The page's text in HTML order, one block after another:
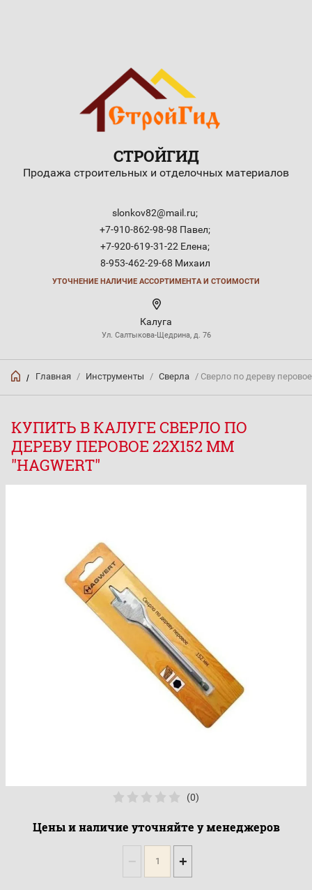
СТРОЙГИД
Продажа строительных и отделочных материалов
slonkov82@mail.ru;
+7-910-862-98-98 Павел;
+7-920-619-31-22 Елена;
8-953-462-29-68 Михаил
УТОЧНЕНИЕ НАЛИЧИЕ АССОРТИМЕНТА И СТОИМОСТИ
Калуга
Ул. Салтыкова-Щедрина, д. 76
/ Главная / Инструменты / Сверла / Сверло по дереву
КУПИТЬ В КАЛУГЕ СВЕРЛО ПО
ДЕРЕВУ ПЕРОВОЕ 22Х152 ММ
"HAGWERT"
(0)
Цены и наличие уточняйте у менеджеров
− +